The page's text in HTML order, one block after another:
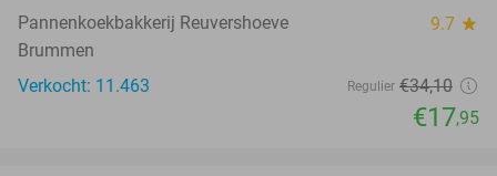
Pannenkoekbakkerij Reuvershoeve 9.7 star
Brummen
Verkocht: 11.463
Regulier €34,10
€17,95